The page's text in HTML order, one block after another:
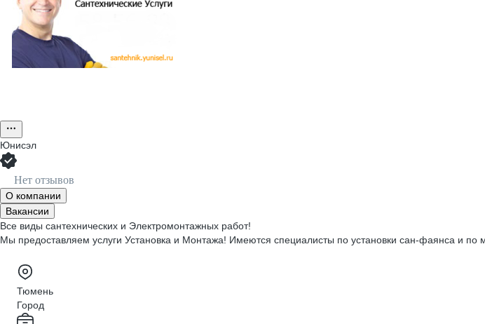
Юнисэл
Нет отзывов
О компании
Вакансии
Все виды сантехнических и Электромонтажных работ!
Мы предоставляем услуги Установка и Монтажа! Имеются специалисты по установки сан-фаянса и
Тюмень
Город